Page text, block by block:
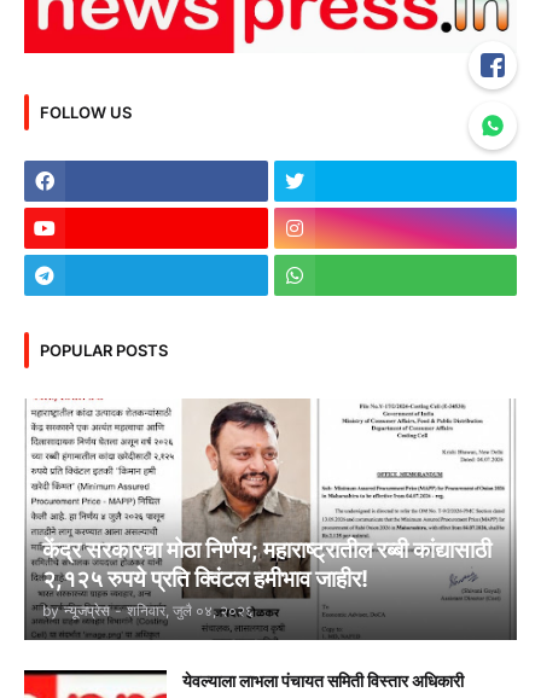
FOLLOW US
POPULAR POSTS
केंद्र सरकारचा मोठा निर्णय; महाराष्ट्रातील रब्बी कांद्यासाठी
२,१२५ रुपये प्रति क्विंटल हमीभाव जाहीर!
by न्यूजप्रेस - शनिवार, जुलै ०४, २०२६
येवल्याला लाभला पंचायत समिती विस्तार अधिकारी